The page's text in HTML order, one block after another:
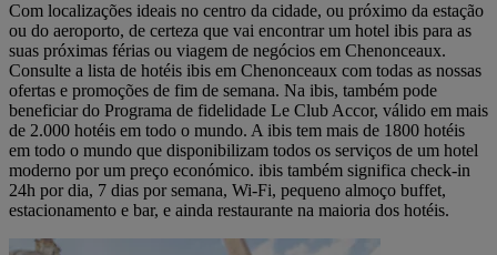
Com localizações ideais no centro da cidade, ou próximo da estação
ou do aeroporto, de certeza que vai encontrar um hotel ibis para as
suas próximas férias ou viagem de negócios em Chenonceaux.
Consulte a lista de hotéis ibis em Chenonceaux com todas as nossas
ofertas e promoções de fim de semana. Na ibis, também pode
beneficiar do Programa de fidelidade Le Club Accor, válido em mais
de 2.000 hotéis em todo o mundo. A ibis tem mais de 1800 hotéis
em todo o mundo que disponibilizam todos os serviços de um hotel
moderno por um preço económico. ibis também significa check-in
24h por dia, 7 dias por semana, Wi-Fi, pequeno almoço buffet,
estacionamento e bar, e ainda restaurante na maioria dos hotéis.